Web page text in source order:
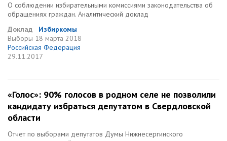
О соблюдении избирательными комиссиями законодательства об
обращениях граждан. Аналитический доклад
Доклад
Избиркомы
Выборы 18 марта 2018
Российская Федерация
29.11.2017
«Голос»: 90% голосов в родном селе не позволили
кандидату избраться депутатом в Свердловской
области
Отчет по выборами депутатов Думы Нижнесергинского